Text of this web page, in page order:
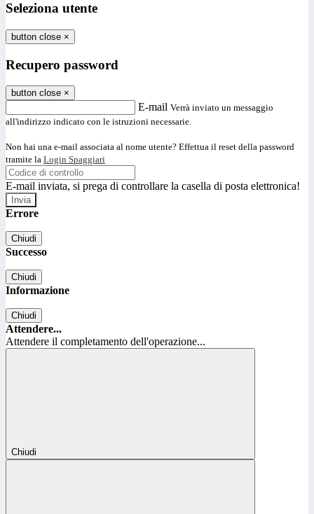
Seleziona utente
button close ×
Recupero password
button close ×
E-mail Verrà inviato un messaggio
all'indirizzo indicato con le istruzioni necessarie.
Non hai una e-mail associata al nome utente? Effettua il reset della password
tramite la Login Spaggiari
E-mail inviata, si prega di controllare la casella di posta elettronica!
Errore
Chiudi
Successo
Chiudi
Informazione
Chiudi
Attendere...
Attendere il completamento dell'operazione...
Chiudi